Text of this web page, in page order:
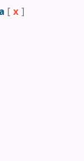
[ x ]